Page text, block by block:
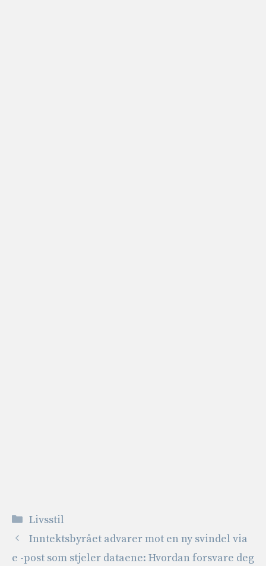
Kategorier
Livsstil
Inntektsbyrået advarer mot en ny svindel via
e -post som stjeler dataene: Hvordan forsvare deg